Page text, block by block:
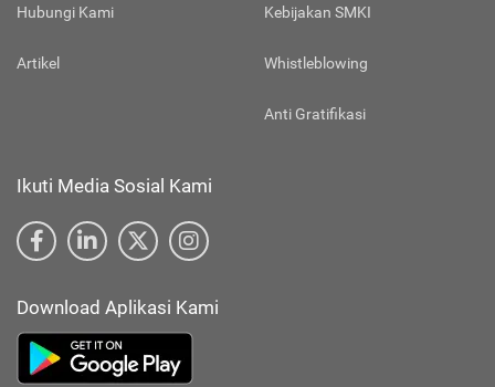
Hubungi Kami
Artikel
Kebijakan SMKI
Whistleblowing
Anti Gratifikasi
Ikuti Media Sosial Kami
Download Aplikasi Kami